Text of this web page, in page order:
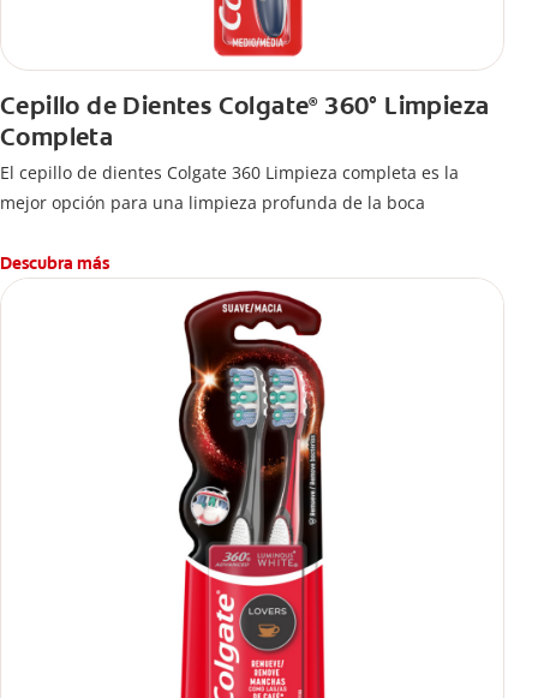
Cepillo de Dientes Colgate®360° Limpieza
Completa
El cepillo de dientes Colgate 360 Limpieza completa es la
mejor opción para una limpieza profunda de la boca
Descubra más